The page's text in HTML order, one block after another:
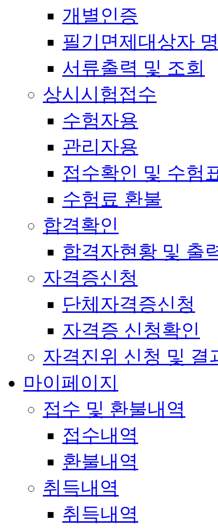
개별인증
필기면제대상자
서류출력 및 조회
상시시험접수
수험자용
관리자용
접수확인 및 수험
수험료 환불
합격확인
합격자현황 및 출
자격증신청
단체자격증신청
자격증 신청확인
자격진위 신청 및 결
마이페이지
접수 및 환불내역
접수내역
환불내역
취득내역
취득내역